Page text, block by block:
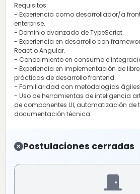
Requisitos:
- Experiencia como desarrollador/a
enterprise.
- Dominio avanzado de TypeScript.
- Experiencia en desarrollo con
React o Angular.
- Conocimiento en consumo e
- Experiencia en implementación de
prácticas de desarrollo frontend.
- Familiaridad con metodologías ágiles
- Uso de herramientas de inteligencia
de componentes UI, automatización de
documentación técnica.
Postulaciones cerradas